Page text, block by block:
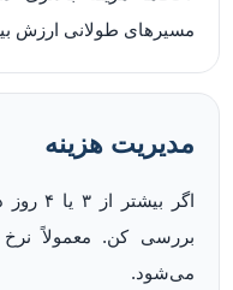
مسیرهای طولانی ارزش
مدیریت هزینه
اگر
بررسی کن. معمولاً نرخ
می‌شود.